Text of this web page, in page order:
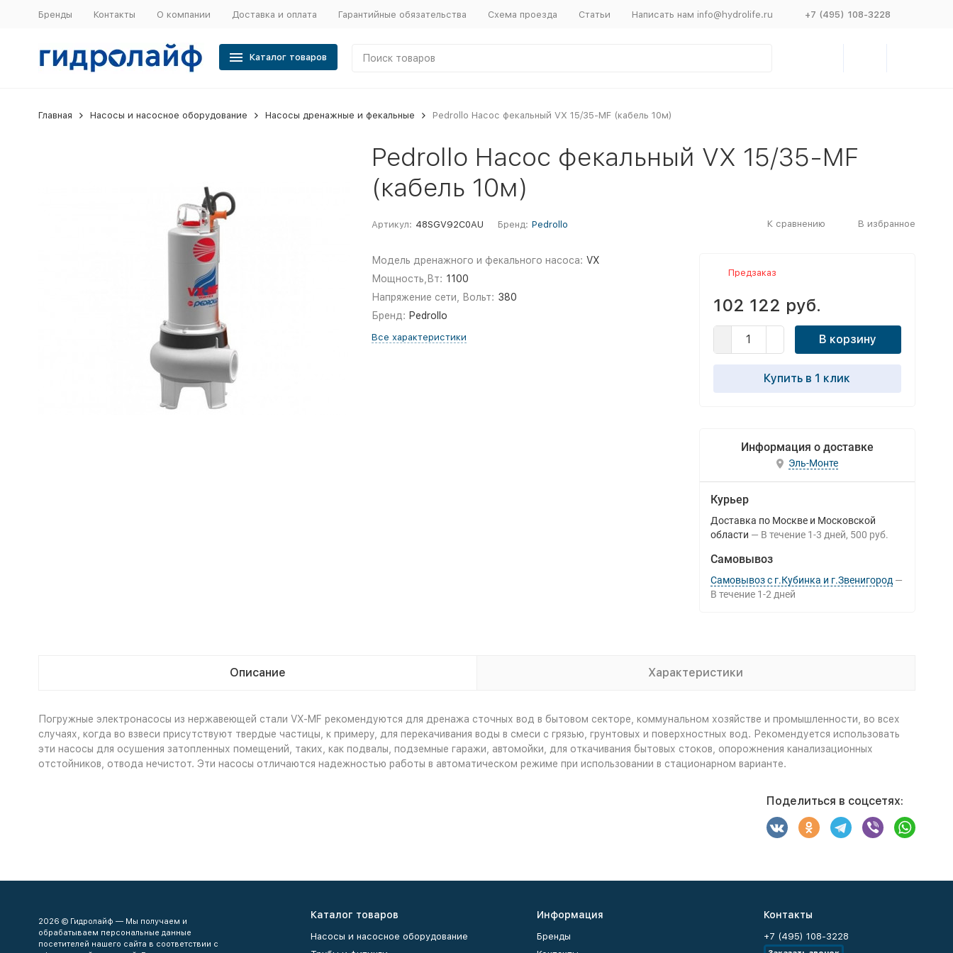
Бренды Контакты О компании Доставка и оплата Гарантийные обязательства Схема проезда Статьи Написать нам info@hydrolife.ru +7 (495) 108-3228
Каталог товаров
Главная Насосы и насосное оборудование Насосы дренажные и фекальные Pedrollo Насос фекальный VX 15/35-MF (кабель 10м)
Pedrollo Насос фекальный VX 15/35-MF
(кабель 10м)
Артикул: 48SGV92C0AU Бренд: Pedrollo К сравнению В избранное
Модель дренажного и фекального насоса: VX
Мощность,Вт: 1100
Напряжение сети, Вольт: 380
Бренд: Pedrollo
Все характеристики
Предзаказ
102 122 руб.
В корзину
Купить в 1 клик
Информация о доставке
Эль-Монте
Курьер
Доставка по Москве и Московской
области
В течение 1-3 дней 500 руб.
Самовывоз
Самовывоз с г.Кубинка и г.Звенигород
В течение 1-2 дней
Описание Характеристики
Погружные электронасосы из нержавеющей стали VX-MF рекомендуются для дренажа сточных вод в бытовом секторе, коммунальном хозяйстве и промышленности, во всех
случаях, когда во взвеси присутствуют твердые частицы, к примеру, для перекачивания воды в смеси с грязью, грунтовых и поверхностных вод. Рекомендуется использовать
эти насосы для осушения затопленных помещений, таких, как подвалы, подземные гаражи, автомойки, для откачивания бытовых стоков, опорожнения канализационных
отстойников, отвода нечистот. Эти насосы отличаются надежностью работы в автоматическом режиме при использовании в стационарном варианте.
Поделиться в соцсетях:
2026 © Гидролайф — Мы получаем и
обрабатываем персональные данные
посетителей нашего сайта в соответствии с
Каталог товаров
Насосы и насосное оборудование
Информация
Бренды
Контакты
+7 (495) 108-3228